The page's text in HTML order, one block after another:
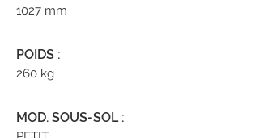
1027 mm
POIDS :
260 kg
MOD. SOUS-SOL :